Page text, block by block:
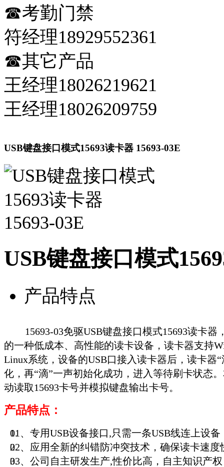
☎考勤门禁
符经理18929552361
☎其它产品
王经理18026219621
王经理18026209759
USB键盘接口模式15693读卡器 15693-03E
USB键盘接口模式
产品特点
15693-03免驱USB键盘接口模式15693读卡器
的一种低成本、高性能的读卡设备，读卡器支持
Linux系统，设备的USB口接入读卡器后，读卡器
化，再“滴”一声初始化成功，进入等待刷卡状态
动读取15693卡号并模拟键盘输出卡号。
产品特点：
01、专用USB设备接口,只需一条USB线连上设备
02、应用全新的纠错防冲突技术，确保读卡速度
03、公司自主研发生产,性价比高，自主知识产